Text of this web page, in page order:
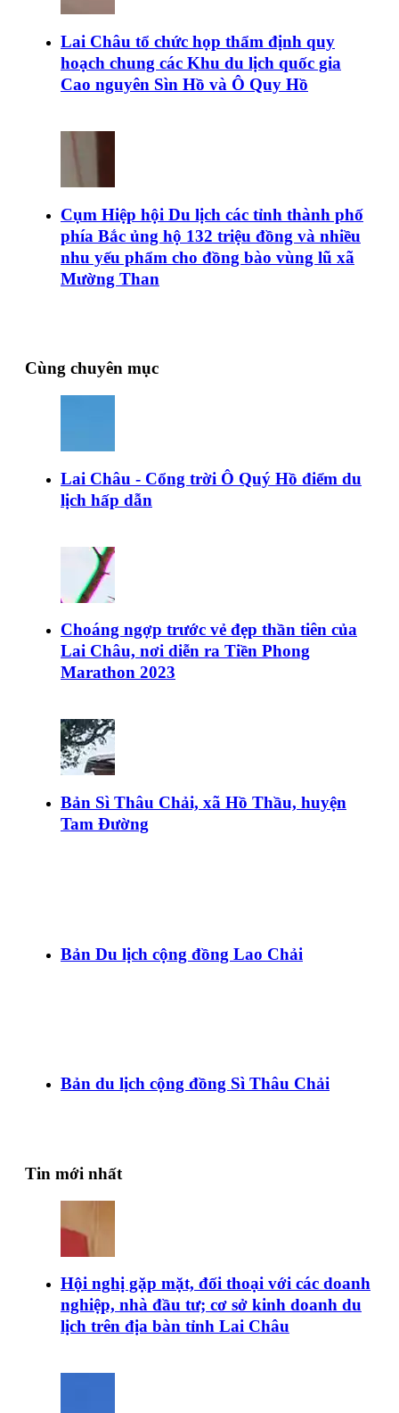
Lai Châu tổ chức họp thẩm định quy
hoạch chung các Khu du lịch quốc gia
Cao nguyên Sìn Hồ và Ô Quy Hồ
Cụm Hiệp hội Du lịch các tỉnh thành phố
phía Bắc ủng hộ 132 triệu đồng và nhiều
nhu yếu phẩm cho đồng bào vùng lũ xã
Mường Than
Cùng chuyên mục
Lai Châu - Cổng trời Ô Quý Hồ điểm du
lịch hấp dẫn
Choáng ngợp trước vẻ đẹp thần tiên của
Lai Châu, nơi diễn ra Tiền Phong
Marathon 2023
Bản Sì Thâu Chải, xã Hồ Thầu, huyện
Tam Đường
Bản Du lịch cộng đồng Lao Chải
Bản du lịch cộng đồng Sì Thâu Chải
Tin mới nhất
Hội nghị gặp mặt, đối thoại với các doanh
nghiệp, nhà đầu tư; cơ sở kinh doanh du
lịch trên địa bàn tỉnh Lai Châu